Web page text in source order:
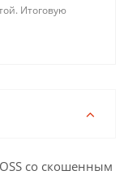
Итоговую
со скошенным